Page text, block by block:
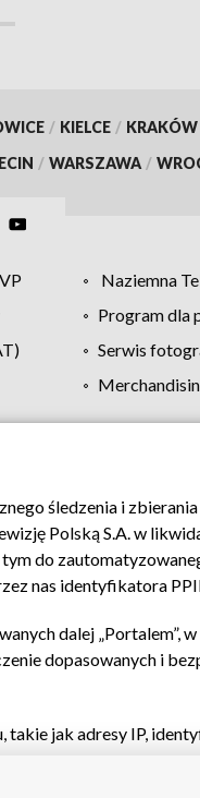
/ KIELCE / KRAKÓW
/ WARSZAWA /
Naziemna
Program dla
Serwis
Pomoc Biuro
śledzenia i
Polską S.A. w
do
nas identyfikatora
dalej „Portalem”,
dopasowanych i
takie jak adresy IP,
do nich, wyboru